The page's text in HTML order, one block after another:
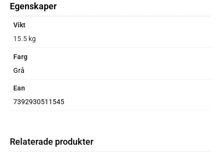
Egenskaper
Vikt
15.5 kg
Farg
Grå
Ean
7392930511545
Relaterade produkter